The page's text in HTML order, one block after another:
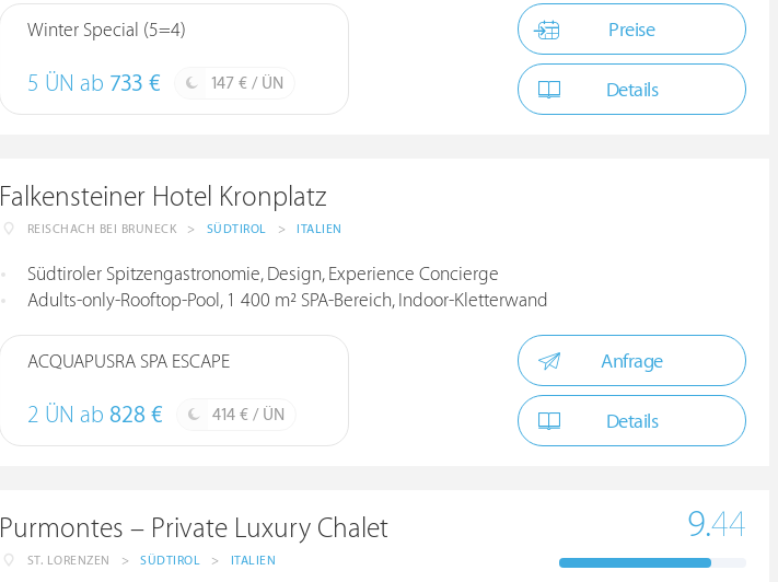
Winter Special (5=4)
5 ÜN ab 733 € 147 € / ÜN
Preise
Details
Falkensteiner Hotel Kronplatz
REISCHACH BEI BRUNECK > SÜDTIROL > ITALIEN
Südtiroler Spitzengastronomie, Design, Experience Concierge
Adults-only-Rooftop-Pool, 1 400 m² SPA-Bereich, Indoor-Kletterwand
ACQUAPUSRA SPA ESCAPE
2 ÜN ab 828 € 414 € / ÜN
Anfrage
Details
Purmontes – Private Luxury Chalet
ST. LORENZEN > SÜDTIROL > ITALIEN
9.44